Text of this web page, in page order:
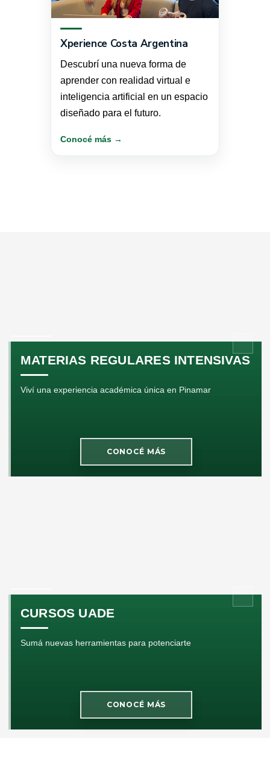
Xperience Costa Argentina
Descubrí una nueva forma de
aprender con realidad virtual e
inteligencia artificial en un espacio
diseñado para el futuro.
Conocé más →
MATERIAS REGULARES INTENSIVAS
Viví una experiencia académica única en Pinamar
CONOCÉ MÁS
CURSOS UADE
Sumá nuevas herramientas para potenciarte
CONOCÉ MÁS